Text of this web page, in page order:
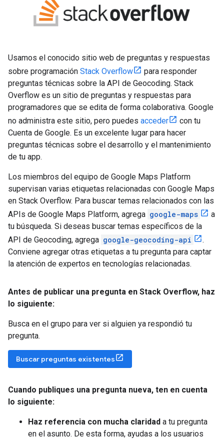
Usamos el conocido sitio web de preguntas y respuestas
sobre programación Stack Overflow
para responder
preguntas técnicas sobre la API de Geocoding. Stack
Overflow es un sitio de preguntas y respuestas para
programadores que se edita de forma colaborativa. Google
no administra este sitio, pero puedes acceder
con tu
Cuenta de Google. Es un excelente lugar para hacer
preguntas técnicas sobre el desarrollo y el mantenimiento
de tu app.
Los miembros del equipo de Google Maps Platform
supervisan varias etiquetas relacionadas con Google Maps
en Stack Overflow. Para buscar temas relacionados con las
APIs de Google Maps Platform, agrega google-maps
a
tu búsqueda. Si deseas buscar temas específicos de la
API de Geocoding, agrega google-geocoding-api
.
Conviene agregar otras etiquetas a tu pregunta para captar
la atención de expertos en tecnologías relacionadas.
Antes de publicar una pregunta en Stack Overflow, haz
lo siguiente:
Busca en el grupo para ver si alguien ya respondió tu
pregunta.
Buscar preguntas existentes
Cuando publiques una pregunta nueva, ten en cuenta
lo siguiente:
Haz referencia con mucha claridad a tu pregunta
en el asunto. De esta forma, ayudas a los usuarios